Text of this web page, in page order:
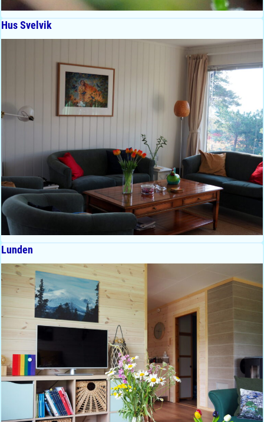
Hus Svelvik
Lunden